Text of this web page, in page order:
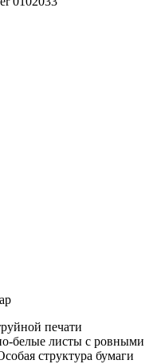
печати
белые листы с ровными
структура бумаги